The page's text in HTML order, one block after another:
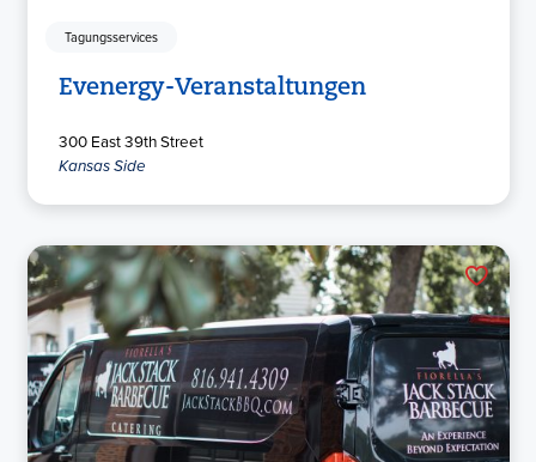
Tagungsservices
Evenergy-Veranstaltungen
300 East 39th Street
Kansas Side